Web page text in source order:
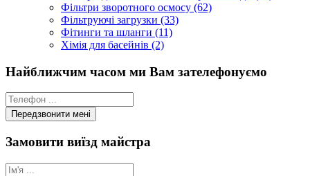
Фільтри зворотного осмосу (62)
Фільтруючі загрузки (33)
Фітинги та шланги (11)
Хімія для басейнів (2)
Найближчим часом ми Вам зателефонуємо
Замовити виїзд майстра